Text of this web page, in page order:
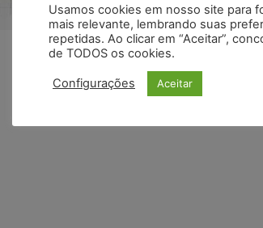
Usamos cookies em nosso site para
mais relevante, lembrando suas
repetidas. Ao clicar em “Aceitar”,
de TODOS os cookies.
Configurações Aceitar